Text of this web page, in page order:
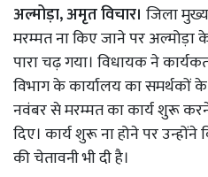
अल्मोड़ा, अमृत विचार। जिला
मरम्मत ना किए जाने पर अल्मोड़ा
पारा चढ़ गया। विधायक ने
विभाग के कार्यालय का समर्थकों
नवंबर से मरम्मत का कार्य शुरू
दिए। कार्य शुरू ना होने पर
की चेतावनी भी दी है।